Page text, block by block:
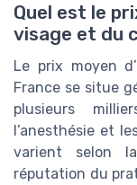
Quel est le
visage et du
Le prix moyen
France se situe
plusieurs
l’anesthésie et
varient selon
réputation du